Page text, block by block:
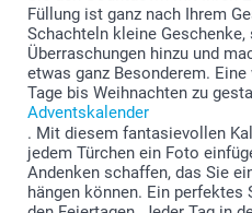
Füllung ist ganz nach Ihrem
Schachteln kleine
Überraschungen hinzu und
etwas ganz Besonderem.
Tage bis Weihnachten zu
Adventskalender
. Mit diesem fantasievollen
jedem Türchen ein Foto
Andenken schaffen, das Sie
hängen können. Ein perfektes